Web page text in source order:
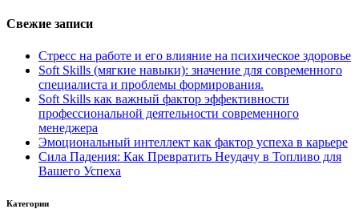
Свежие записи
Стресс на работе и его влияние на психическое здоровье
Soft Skills (мягкие навыки): значение для современного
специалиста и проблемы формирования.
Soft Skills как важный фактор эффективности
профессиональной деятельности современного
менеджера
Эмоциональный интеллект как фактор успеха в карьере
Сила Падения: Как Превратить Неудачу в Топливо для
Вашего Успеха
Категории